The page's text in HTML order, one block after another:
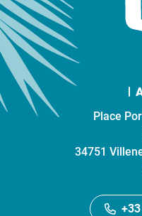
Place
34751